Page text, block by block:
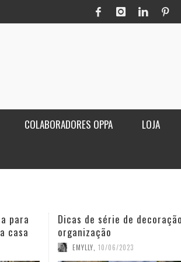
COLABORADORES OPPA LOJA
para
casa
Dicas de série de
organização
EMYLLY 10/06/2023